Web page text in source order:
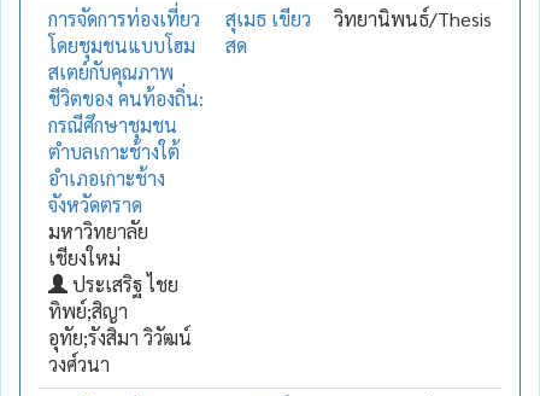
การจัดการท่องเที่ยว
โดยชุมชนแบบโฮม
สเตย์กับคุณภาพ
ชีวิตของ คนท้องถิ่น:
กรณีศึกษาชุมชน
ตำบลเกาะช้างใต้
อำเภอเกาะช้าง
จังหวัดตราด
มหาวิทยาลัย
เชียงใหม่
ประเสริฐ ไชย
ทิพย์;สิญา
อุทัย;รังสิมา วิวัฒน์
วงศ์วนา
สุเมธ เขียว
สด
วิทยานิพนธ์/Thesis